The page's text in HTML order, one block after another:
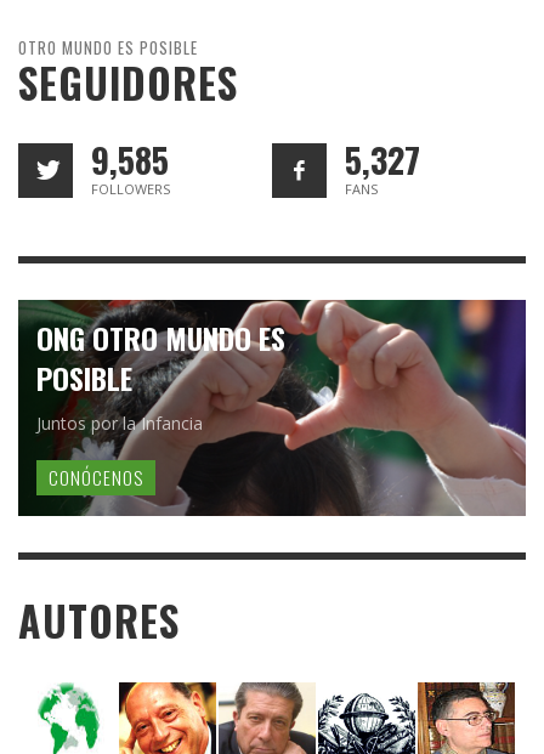
OTRO MUNDO ES POSIBLE
SEGUIDORES
9,585
FOLLOWERS
5,327
FANS
ONG OTRO MUNDO ES
POSIBLE
Juntos por la Infancia
CONÓCENOS
AUTORES